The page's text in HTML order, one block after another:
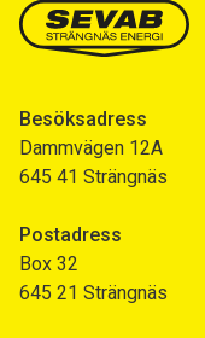
Besöksadress
Dammvägen 12A
645 41 Strängnäs
Postadress
Box 32
645 21 Strängnäs